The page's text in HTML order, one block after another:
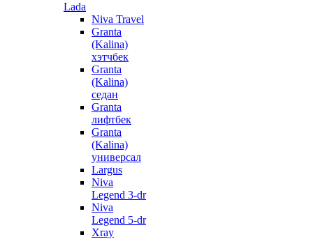
Lada
Niva Travel
Granta
(Kalina)
хэтчбек
Granta
(Kalina)
седан
Granta
лифтбек
Granta
(Kalina)
универсал
Largus
Niva
Legend 3-dr
Niva
Legend 5-dr
Xray